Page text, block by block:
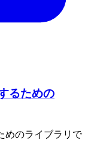
るための
めのライブラリで